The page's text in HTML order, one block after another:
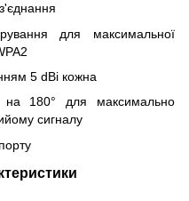
для максимальної
5 dBi кожна
на 180° для максимально
сигналу